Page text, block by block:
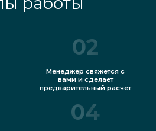
02
Менеджер свяжется с
вами и сделает
предварительный расчет
04